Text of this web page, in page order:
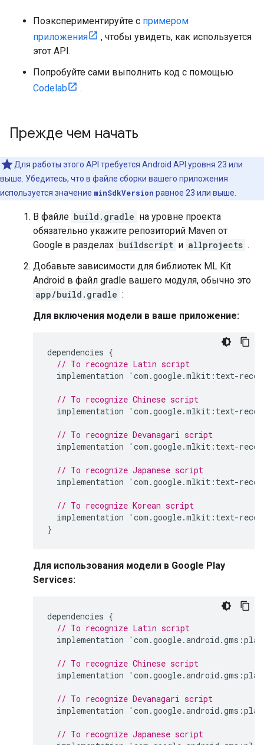
Поэкспериментируйте с примером
приложения
, чтобы увидеть, как используется
этот API.
Попробуйте сами выполнить код с помощью
Codelab
.
Прежде чем начать
Для работы этого API требуется Android API уровня 23 или
выше. Убедитесь, что в файле сборки вашего приложения
используется значение minSdkVersion равное 23 или выше.
В файле build.gradle на уровне проекта
обязательно укажите репозиторий Maven от
Google в разделах buildscript и allprojects .
Добавьте зависимости для библиотек ML Kit
Android в файл gradle вашего модуля, обычно это
app/build.gradle :
Для включения модели в ваше приложение:
dependencies {
// To recognize Latin script
implementation
' com .google.mlkit : text-
// To recognize Chinese script
implementation
' com .google.mlkit : text-
// To recognize Devanagari script
implementation
' com .google.mlkit : text-
// To recognize Japanese script
implementation
' com .google.mlkit : text-
// To recognize Korean script
implementation
' com .google.mlkit : text-
}
Для использования модели в Google Play
Services:
dependencies {
// To recognize Latin script
implementation
' com .google.android .gms :play
// To recognize Chinese script
implementation
' com .google.android .gms :play
// To recognize Devanagari script
implementation
' com .google.android .gms :play
// To recognize Japanese script